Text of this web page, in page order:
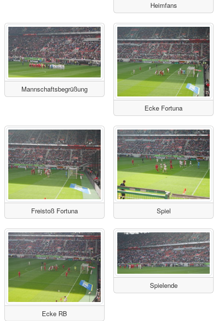
Heimfans
Mannschaftsbegrüßung
Ecke Fortuna
Freistoß Fortuna Spiel
Ecke RB
Spielende